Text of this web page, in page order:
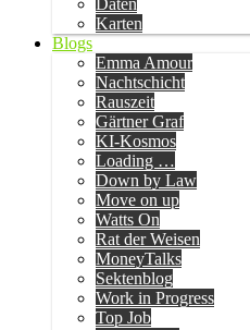
Daten
Karten
Blogs
Emma Amour
Nachtschicht
Rauszeit
Gärtner Graf
KI-Kosmos
Loading …
Down by Law
Move on up
Watts On
Rat der Weisen
MoneyTalks
Sektenblog
Work in Progress
Top Job